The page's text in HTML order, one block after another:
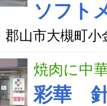
ソフト
郡山市大槻町小
焼肉に中
彩華